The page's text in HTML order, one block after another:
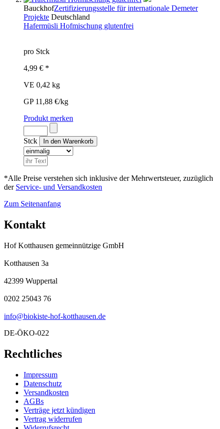
BauckhofZertifizierungsstelle für internationale Demeter
Projekte Deutschland
Hafermüsli Hofmischung glutenfrei
pro Stck
4,99 € *
VE 0,42 kg
GP 11,88 €/kg
Produkt merken
Stck
*Alle Preise verstehen sich inklusive der Mehrwertsteuer, zuzüglich
der Service- und Versandkosten
Zum Seitenanfang
Kontakt
Hof Kotthausen gemeinnützige GmbH
Kotthausen 3a
42399 Wuppertal
0202 25043 76
info@biokiste-hof-kotthausen.de
DE-ÖKO-022
Rechtliches
Impressum
Datenschutz
Versandkosten
AGBs
Verträge jetzt kündigen
Vertrag widerrufen